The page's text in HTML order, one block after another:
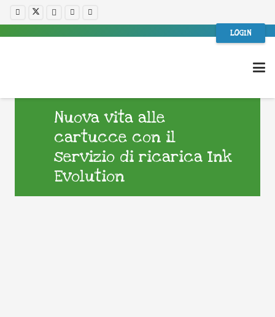
LOGIN
Nuova vita alle
cartucce con il
servizio di ricarica Ink
Evolution